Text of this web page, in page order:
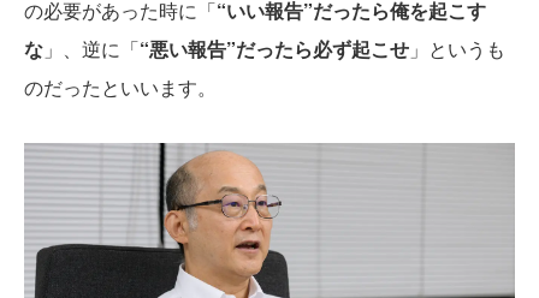
の必要があった時に「“いい報告”だったら俺を起こす
な 」、逆に「“悪い報告”だったら必ず起こせ 」というも
のだったといいます。